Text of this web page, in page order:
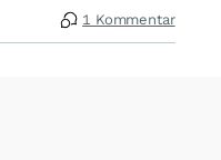
1 Kommentar